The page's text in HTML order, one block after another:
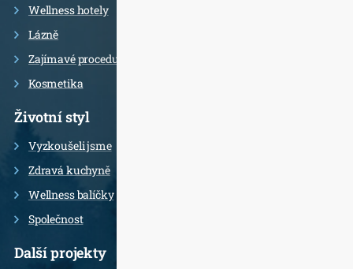
Wellness hotely
Lázně
Zajímavé procedury
Kosmetika
Životní styl
Vyzkoušeli jsme
Zdravá kuchyně
Wellness balíčky
Společnost
Další projekty